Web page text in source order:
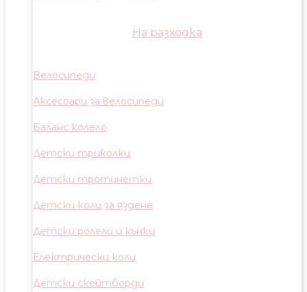
На разходка
Велосипеди
Аксесоари за велосипеди
Баланс колело
Детски триколки
Детски тротинетки
Детски коли за яздене
Детски ролели и кънки
Електрически коли
Детски скейтборди